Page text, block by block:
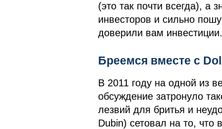
(это так почти всегда), а
инвесторов и сильно
доверили вам инвестиции.
Бреемся вместе c
В 2011 году на одной из
обсуждение затронуло
лезвий для бритья и
Dubin) сетовал на то, что